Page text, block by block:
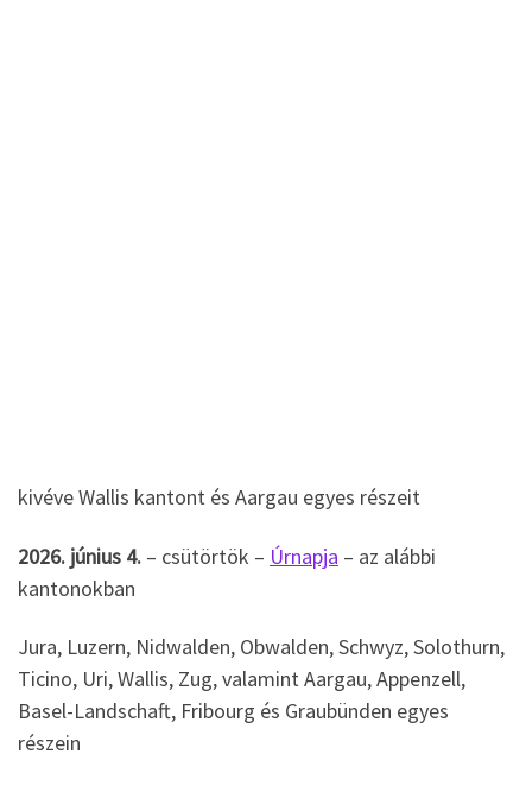
kivéve Wallis kantont és Aargau egyes részeit
2026. június 4. – csütörtök – Úrnapja – az alábbi
kantonokban
Jura, Luzern, Nidwalden, Obwalden, Schwyz, Solothurn,
Ticino, Uri, Wallis, Zug, valamint Aargau, Appenzell,
Basel-Landschaft, Fribourg és Graubünden egyes
részein